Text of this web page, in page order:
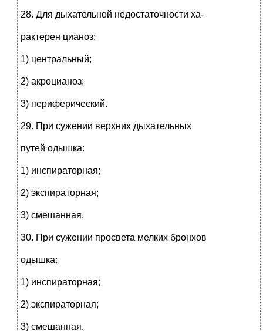
28. Для дыхательной недостаточности ха-
рактерен цианоз:
1) центральный;
2) акроцианоз;
3) периферический.
29. При сужении верхних дыхательных
путей одышка:
1) инспираторная;
2) экспираторная;
3) смешанная.
30. При сужении просвета мелких бронхов
одышка:
1) инспираторная;
2) экспираторная;
3) смешанная.